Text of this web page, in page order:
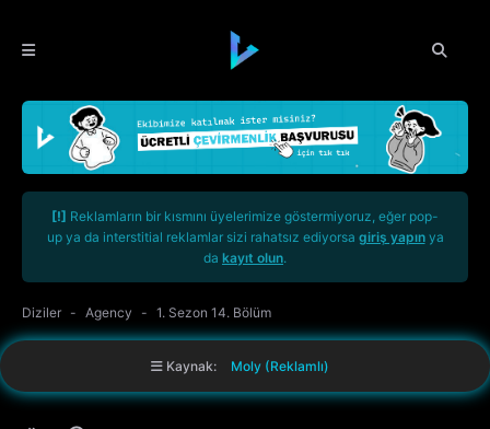
[!] Reklamların bir kısmını üyelerimize göstermiyoruz, eğer pop-
up ya da interstitial reklamlar sizi rahatsız ediyorsa giriş yapınya
da kayıt olun.
Diziler Agency 1. Sezon 14. Bölüm
Kaynak: Moly (Reklamlı)